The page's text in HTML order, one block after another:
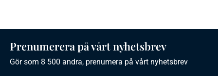
Prenumerera på vårt nyhetsbrev
Gör som 8 500 andra, prenumera på vårt nyhetsbrev